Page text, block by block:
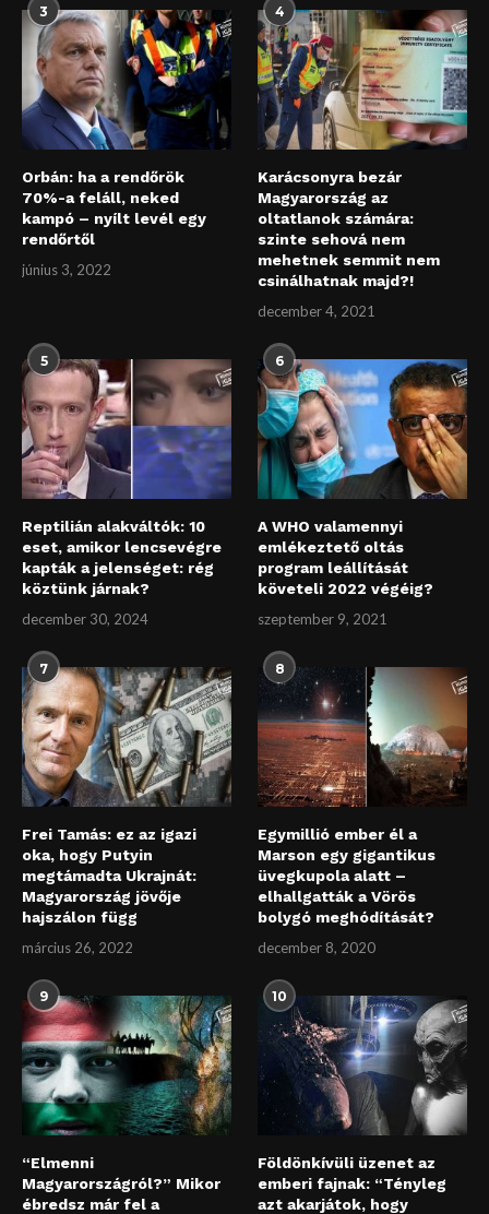
3
Orbán: ha a rendőrök
70%-a feláll, neked
kampó – nyílt levél egy
rendőrtől
június 3, 2022
4
Karácsonyra bezár
Magyarország az
oltatlanok számára:
szinte sehová nem
mehetnek semmit nem
csinálhatnak majd?!
december 4, 2021
5
Reptilián alakváltók: 10
eset, amikor lencsevégre
kapták a jelenséget: rég
köztünk járnak?
december 30, 2024
6
A WHO valamennyi
emlékeztető oltás
program leállítását
követeli 2022 végéig?
szeptember 9, 2021
7
Frei Tamás: ez az igazi
oka, hogy Putyin
megtámadta Ukrajnát:
Magyarország jövője
hajszálon függ
március 26, 2022
8
Egymillió ember él a
Marson egy gigantikus
üvegkupola alatt –
elhallgatták a Vörös
bolygó meghódítását?
december 8, 2020
9
“Elmenni
Magyarországról?” Mikor
ébredsz már fel a
10
Földönkívüli üzenet az
emberi fajnak: “Tényleg
azt akarjátok, hogy